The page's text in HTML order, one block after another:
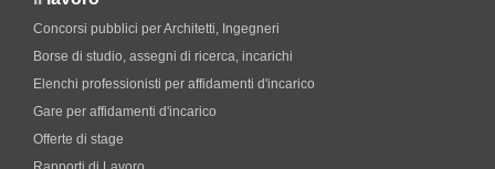
Concorsi pubblici per Architetti, Ingegneri
Borse di studio, assegni di ricerca, incarichi
Elenchi professionisti per affidamenti d'incarico
Gare per affidamenti d'incarico
Offerte di stage